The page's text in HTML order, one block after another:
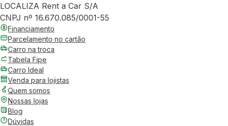
LOCALIZA Rent a Car S/A
CNPJ nº 16.670.085/0001-55
Financiamento
Parcelamento no cartão
Carro na troca
Tabela Fipe
Carro Ideal
Venda para lojistas
Quem somos
Nossas lojas
Blog
Dúvidas